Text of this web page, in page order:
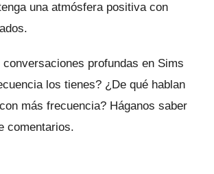
una atmósfera positiva con
conversaciones profundas en Sims
los tienes? ¿De qué hablan
más frecuencia? Háganos saber
comentarios.